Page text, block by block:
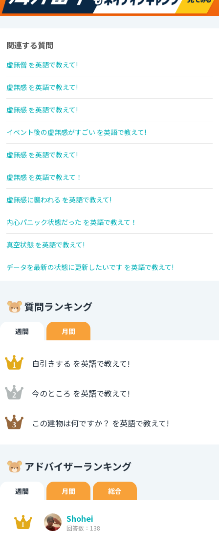
関連する質問
虚無僧 を英語で教えて!
虚無感 を英語で教えて!
虚無感 を英語で教えて!
イベント後の虚無感がすごい を英語で教えて!
虚無感 を英語で教えて!
虚無感 を英語で教えて！
虚無感に襲われる を英語で教えて!
内心パニック状態だった を英語で教えて！
真空状態 を英語で教えて!
データを最新の状態に更新したいです を英語で教えて!
質問ランキング
週間 月間
自引きする を英語で教えて!
今のところ を英語で教えて!
この建物は何ですか？ を英語で教えて!
アドバイザーランキング
週間 月間 総合
Shohei
回答数：138